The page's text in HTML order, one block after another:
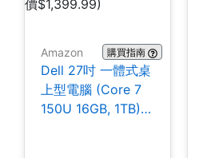
Amazon 購買指南
Dell 27吋 一體式桌
上型電腦 (Core 7
150U 16GB, 1TB)